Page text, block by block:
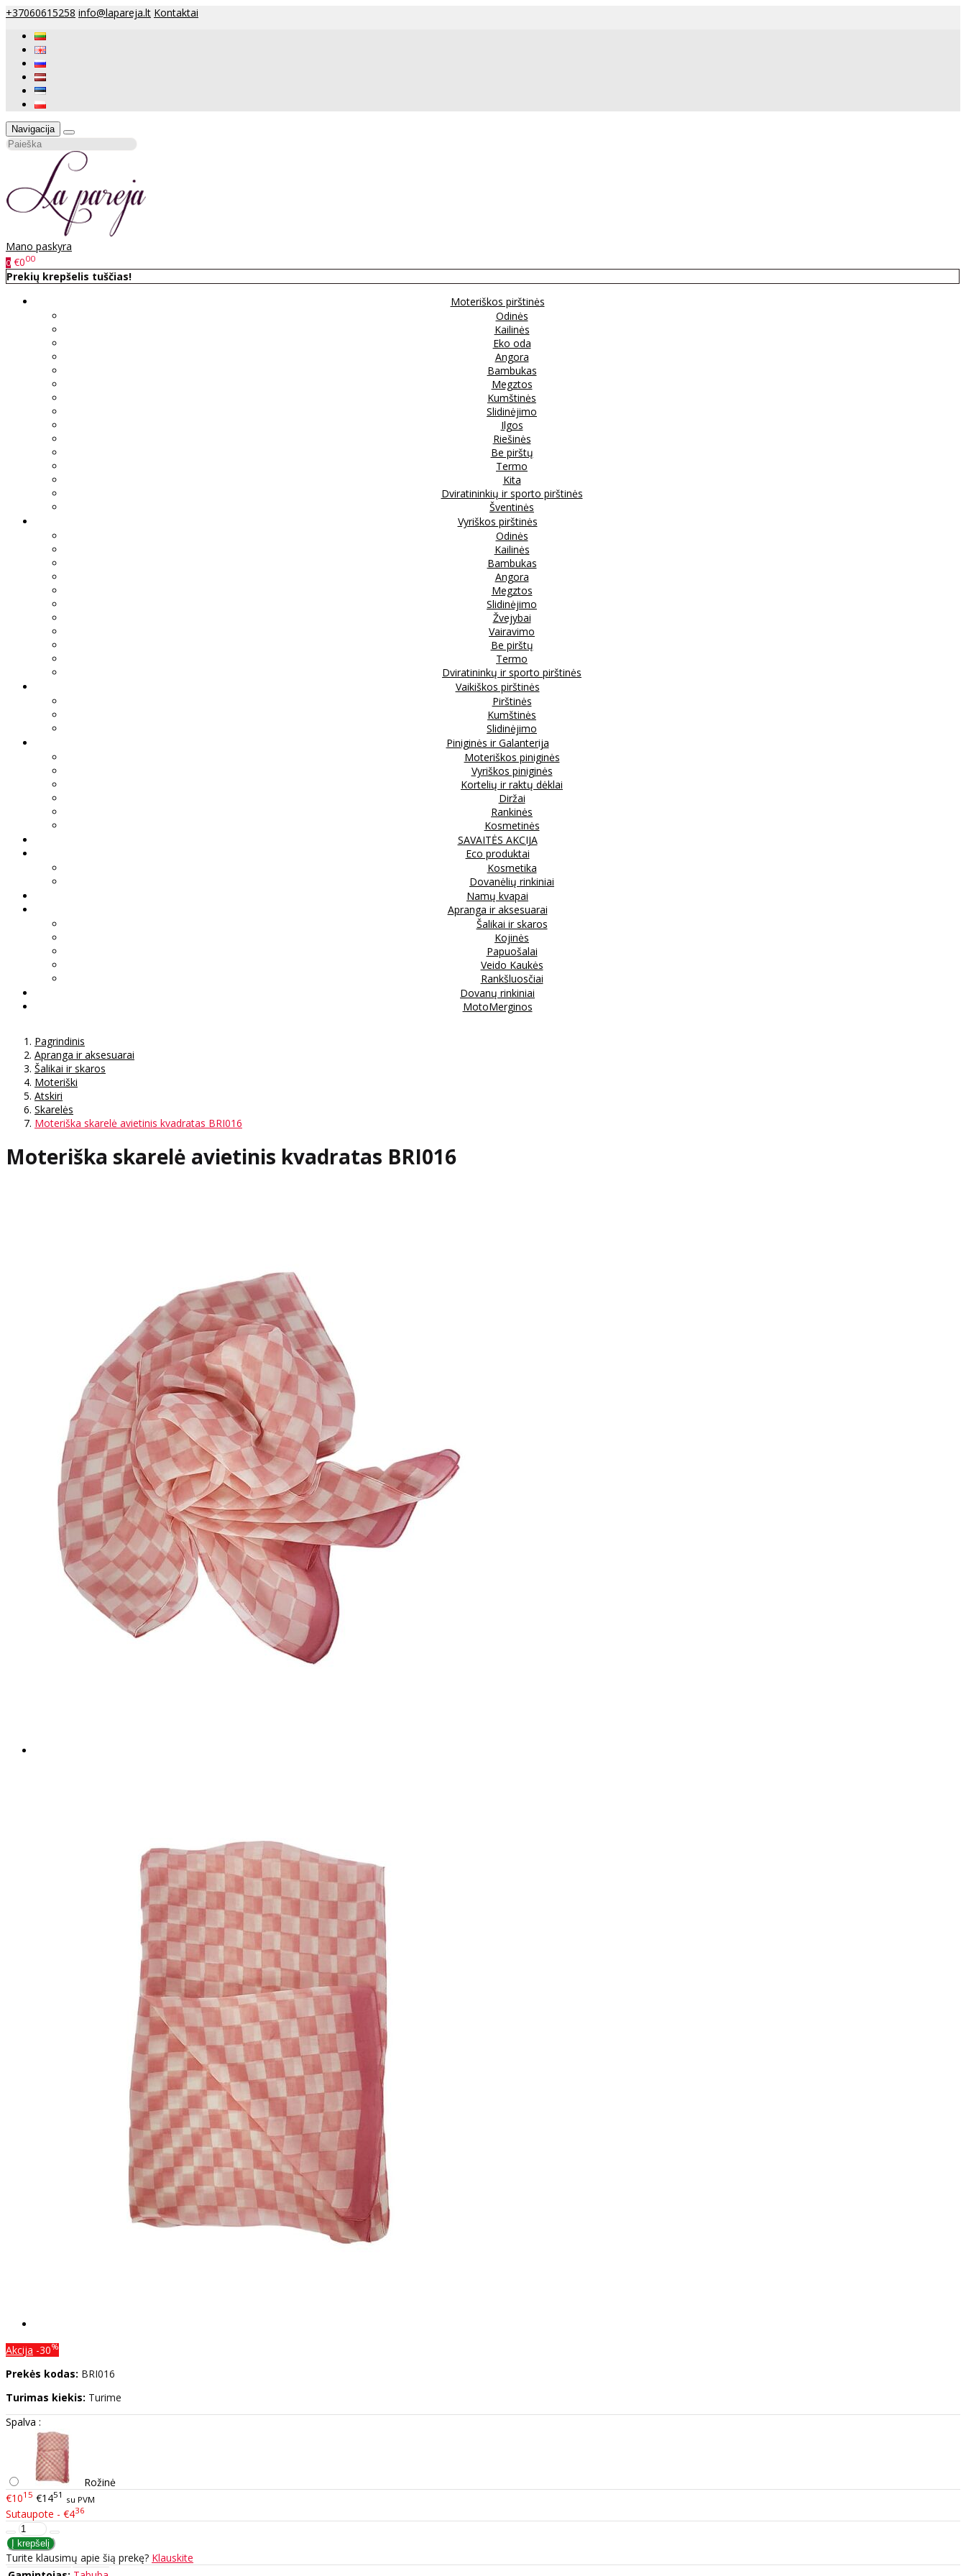
+37060615258 info@lapareja.lt Kontaktai
Navigacija
Mano paskyra
0 €000
Prekių krepšelis tuščias!
Moteriškos pirštinės
Odinės
Kailinės
Eko oda
Angora
Bambukas
Megztos
Kumštinės
Slidinėjimo
Ilgos
Riešinės
Be pirštų
Termo
Kita
Dviratininkių ir sporto pirštinės
Šventinės
Vyriškos pirštinės
Odinės
Kailinės
Bambukas
Angora
Megztos
Slidinėjimo
Žvejybai
Vairavimo
Be pirštų
Termo
Dviratininkų ir sporto pirštinės
Vaikiškos pirštinės
Pirštinės
Kumštinės
Slidinėjimo
Piniginės ir Galanterija
Moteriškos piniginės
Vyriškos piniginės
Kortelių ir raktų dėklai
Diržai
Rankinės
Kosmetinės
SAVAITĖS AKCIJA
Eco produktai
Kosmetika
Dovanėlių rinkiniai
Namų kvapai
Apranga ir aksesuarai
Šalikai ir skaros
Kojinės
Papuošalai
Veido Kaukės
Rankšluosčiai
Dovanų rinkiniai
MotoMerginos
Pagrindinis
Apranga ir aksesuarai
Šalikai ir skaros
Moteriški
Atskiri
Skarelės
Moteriška skarelė avietinis kvadratas BRI016
Moteriška skarelė avietinis kvadratas BRI016
Akcija -30%
Prekės kodas: BRI016
Turimas kiekis: Turime
Spalva :
Rožinė
€1015 €1451 su PVM
Sutaupote - €436
Turite klausimų apie šią prekę? Klauskite